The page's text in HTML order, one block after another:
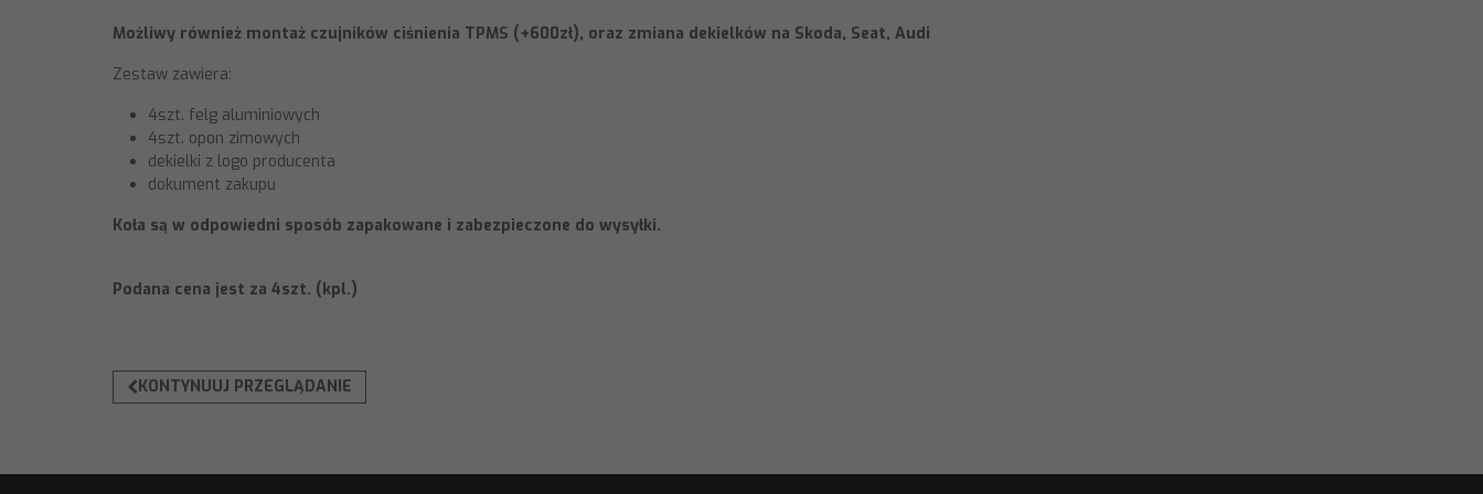
Możliwy również montaż czujników ciśnienia TPMS (+600zł), oraz zmiana dekielków na Skoda, Seat, Audi
Zestaw zawiera:
4szt. felg aluminiowych
4szt. opon zimowych
dekielki z logo producenta
dokument zakupu
Koła są w odpowiedni sposób zapakowane i zabezpieczone do wysyłki.
Podana cena jest za 4szt. (kpl.)
KONTYNUUJ PRZEGLĄDANIE